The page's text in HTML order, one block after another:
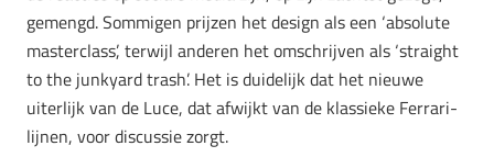
gemengd. Sommigen prijzen het design als een ‘absolute
masterclass’, terwijl anderen het omschrijven als ‘straight
to the junkyard trash’. Het is duidelijk dat het nieuwe
uiterlijk van de Luce, dat afwijkt van de klassieke Ferrari-
lijnen, voor discussie zorgt.